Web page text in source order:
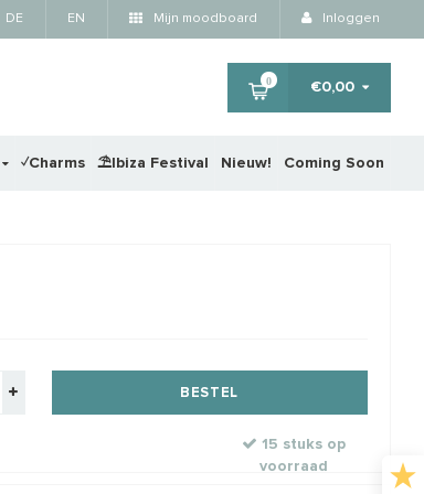
DE EN Mijn moodboard Inloggen
0 €0,00
✓Charms ⛱️Ibiza Festival Nieuw! Coming Soon
BESTEL
15 stuks op
voorraad